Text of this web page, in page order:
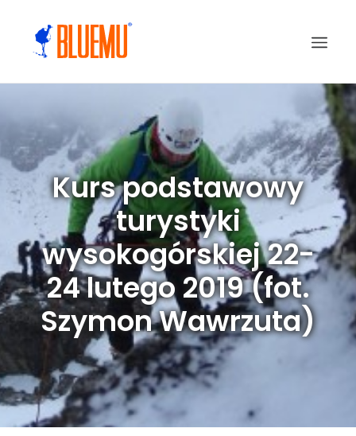
Kurs podstawowy
turystyki
wysokogórskiej 22-
24 lutego 2019 (fot.
Szymon Wawrzuta)